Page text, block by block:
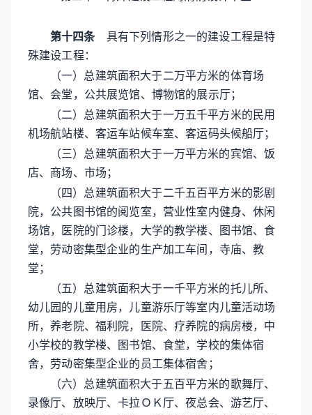
第十四条具有下列情形之一的建设工程是特
殊建设工程：
（一）总建筑面积大于二万平方米的体育场
馆、会堂，公共展览馆、博物馆的展示厅；
（二）总建筑面积大于一万五千平方米的民用
机场航站楼、客运车站候车室、客运码头候船厅；
（三）总建筑面积大于一万平方米的宾馆、饭
店、商场、市场；
（四）总建筑面积大于二千五百平方米的影剧
院，公共图书馆的阅览室，营业性室内健身、休闲
场馆，医院的门诊楼，大学的教学楼、图书馆、食
堂，劳动密集型企业的生产加工车间，寺庙、教
堂；
（五）总建筑面积大于一千平方米的托儿所、
幼儿园的儿童用房，儿童游乐厅等室内儿童活动场
所，养老院、福利院，医院、疗养院的病房楼，中
小学校的教学楼、图书馆、食堂，学校的集体宿
舍，劳动密集型企业的员工集体宿舍；
（六）总建筑面积大于五百平方米的歌舞厅、
录像厅、放映厅、卡拉ＯＫ厅、夜总会、游艺厅、